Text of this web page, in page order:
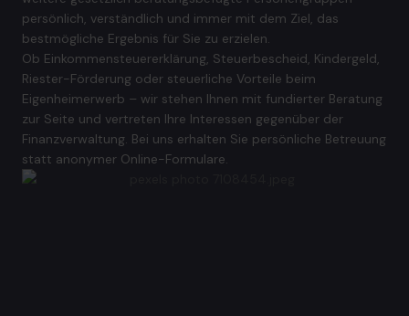
persönlich, verständlich und immer mit dem Ziel, das
bestmögliche Ergebnis für Sie zu erzielen.
Ob Einkommensteuererklärung, Steuerbescheid, Kindergeld,
Riester-Förderung oder steuerliche Vorteile beim
Eigenheimerwerb – wir stehen Ihnen mit fundierter Beratung
zur Seite und vertreten Ihre Interessen gegenüber der
Finanzverwaltung. Bei uns erhalten Sie persönliche Betreuung
statt anonymer Online-Formulare.